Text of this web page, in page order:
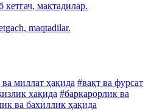
мақтадилар.
maqtadilar.
ва миллат ҳақида #вақт ва фурсат
ҳақида #барқарорлик ва
ва бахиллик ҳақида